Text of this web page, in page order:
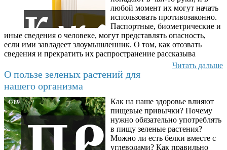
любой момент их могут начать
использовать противозаконно.
Паспортные, биометрические и
иные сведения о человеке, могут представлять опасность,
если ими завладеет злоумышленник. О том, как отозвать
сведения и прекратить их распространение рассказыва
Читать дальше
О пользе зеленых растений для
нашего организма
4789
Как на наше здоровье влияют
пищевые привычки? Почему
нужно обязательно употреблять
в пищу зеленые растения?
Можно ли есть белки вместе с
углеводами? Как правильно